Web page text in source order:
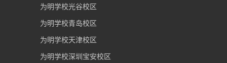
为明学校光谷校区
为明学校青岛校区
为明学校天津校区
为明学校深圳宝安校区